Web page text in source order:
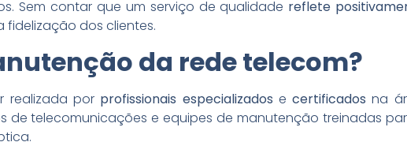
Sem contar que um serviço de qualidade reflete
dos clientes.
da rede telecom?
realizada por profissionais especializados ecertificados na
de telecomunicações e equipes de manutenção treinadas